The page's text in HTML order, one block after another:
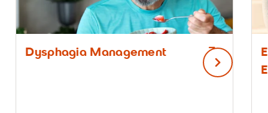
nächster
Dysphagia Management